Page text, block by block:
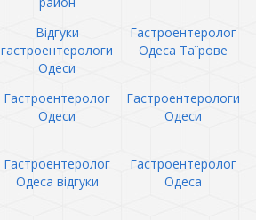
Відгуки
гастроентерологи
Одеси
Гастроентеролог
Одеса Таїрове
Гастроентеролог
Одеси
Гастроентерологи
Одеси
Гастроентеролог
Одеса відгуки
Гастроентеролог
Одеса